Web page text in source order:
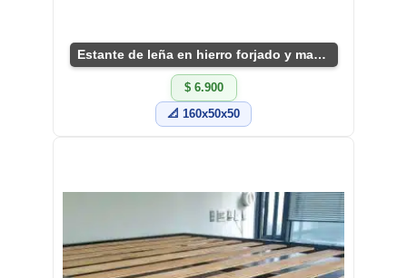
Estante de leña en hierro forjado y madera
$ 6.900
📐 160x50x50